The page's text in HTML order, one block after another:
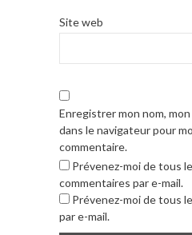
Site web
Enregistrer mon nom,
dans le navigateur pour
commentaire.
Prévenez-moi de tous
commentaires par e-mail.
Prévenez-moi de tous
par e-mail.